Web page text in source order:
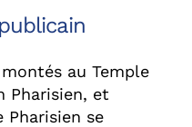
au Temple
Pharisien, et
Pharisien se